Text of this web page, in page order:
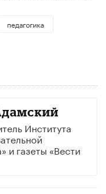
педагогика
Института
и газеты «Вести